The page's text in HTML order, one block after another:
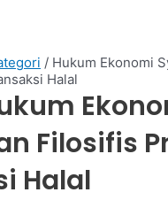
/ Hukum Ekonomi
Halal
Filosifis
Halal